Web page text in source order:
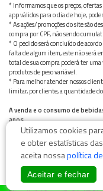
* Informamos que os preços,
app válidos para o dia de hoje,
* As ações/promoções do site são
compra por CPF, não sendo
* O pedido será concluído de
falta de algum item, este não será
total de sua compra poderá ter uma
produtos de peso variável.
* Para melhor atender nossos
limitar, por cliente, a quantidade
A venda e o consumo de
anos.
Bebida alcoólica pode causar
Beba com moderação
Utilizamos cookies
e obter estatísticas
aceita nossapolítica
Aceitar e fechar